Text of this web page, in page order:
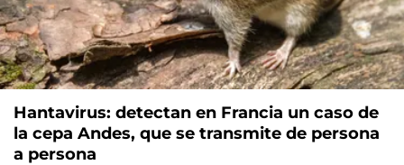
Hantavirus: detectan en Francia un caso de
la cepa Andes, que se transmite de persona
a persona